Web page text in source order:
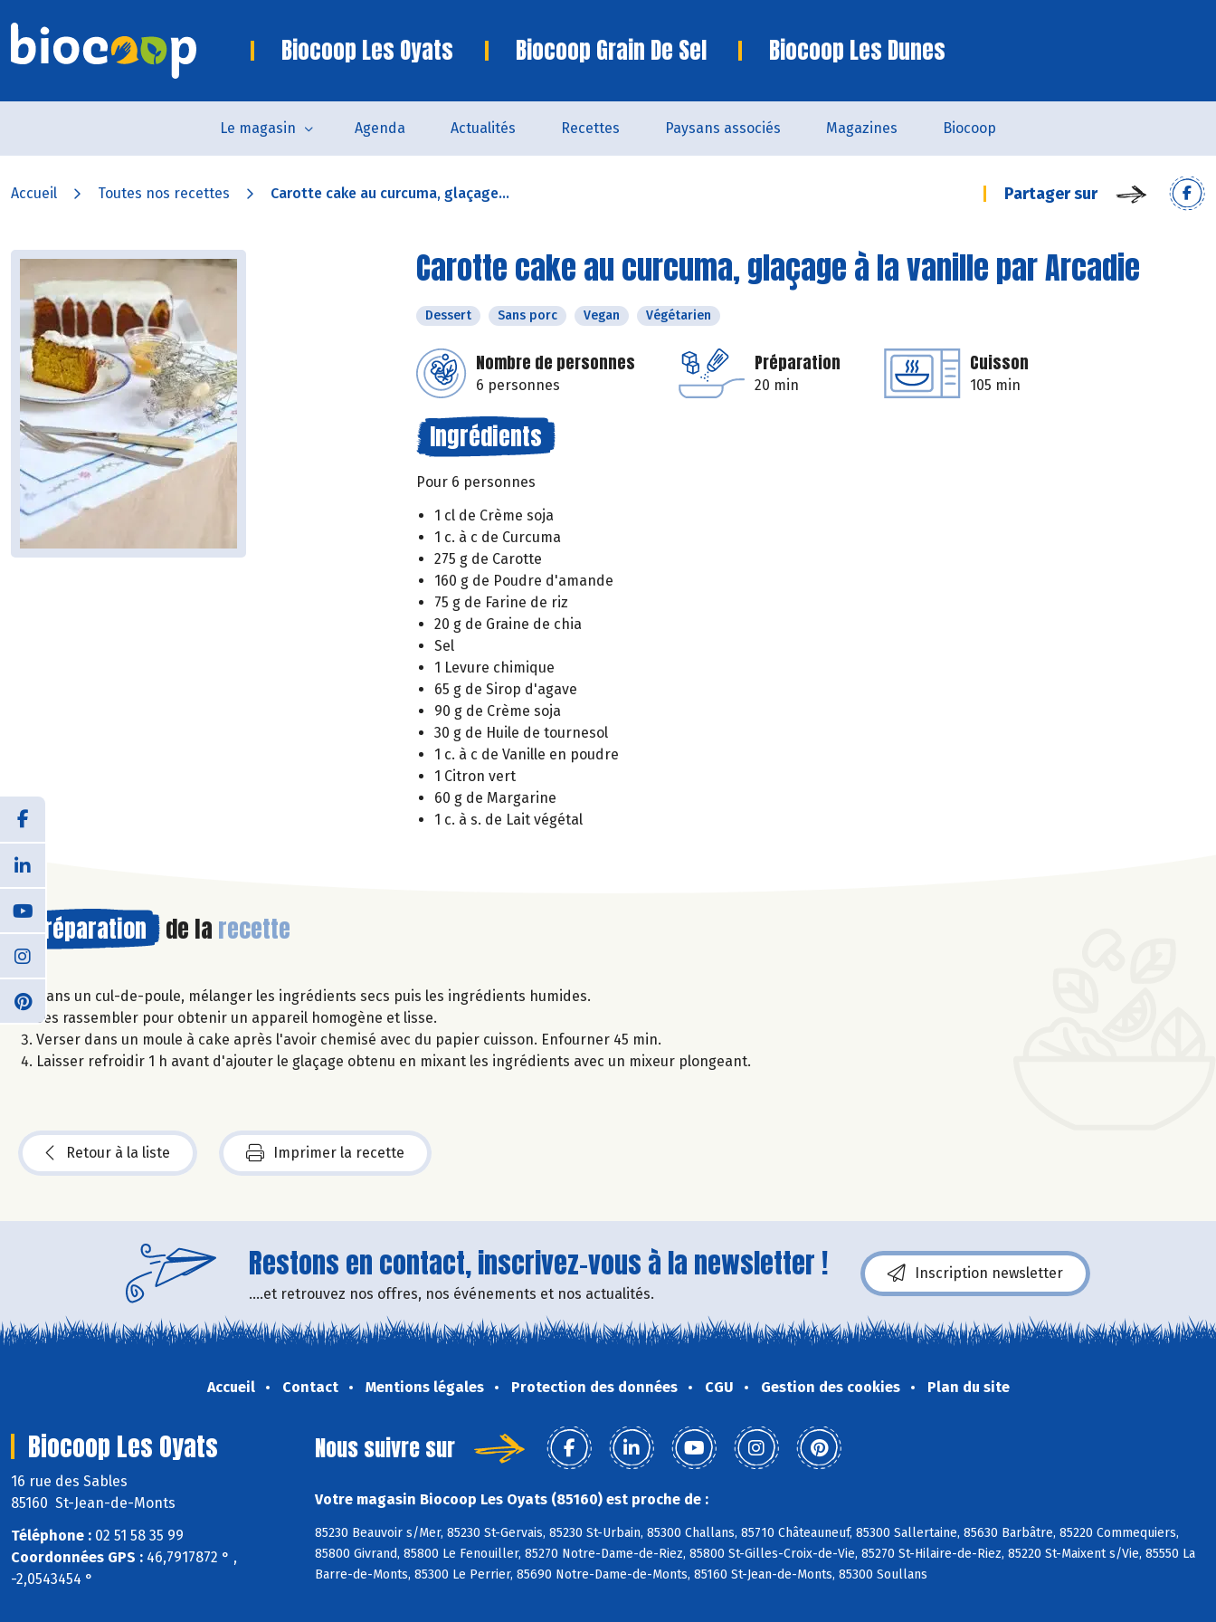
Biocoop Les Oyats Biocoop Grain De Sel Biocoop Les Dunes
Le magasin Agenda Actualités Recettes Paysans associés Magazines Biocoop
Accueil Toutes nos recettes Carotte cake au curcuma, glaçage... Partager sur
Carotte cake au curcuma, glaçage à la vanille par Arcadie
Dessert Sans porc Vegan Végétarien
Nombre de personnes
6 personnes
Préparation
20 min
Cuisson
105 min
Ingrédients
Pour 6 personnes
1 cl de Crème soja
1 c. à c de Curcuma
275 g de Carotte
160 g de Poudre d'amande
75 g de Farine de riz
20 g de Graine de chia
Sel
1 Levure chimique
65 g de Sirop d'agave
90 g de Crème soja
30 g de Huile de tournesol
1 c. à c de Vanille en poudre
1 Citron vert
60 g de Margarine
1 c. à s. de Lait végétal
Préparation de la recette
Dans un cul-de-poule, mélanger les ingrédients secs puis les ingrédients humides.
Les rassembler pour obtenir un appareil homogène et lisse.
Verser dans un moule à cake après l'avoir chemisé avec du papier cuisson. Enfourner 45 min.
Laisser refroidir 1 h avant d'ajouter le glaçage obtenu en mixant les ingrédients avec un mixeur plongeant.
Retour à la liste Imprimer la recette
Restons en contact, inscrivez-vous à la newsletter !
....et retrouvez nos offres, nos événements et nos actualités.
Inscription newsletter
Accueil Contact Mentions légales Protection des données CGU Gestion des cookies Plan du site
Biocoop Les Oyats
16 rue des Sables
85160 St-Jean-de-Monts
Téléphone : 02 51 58 35 99
Coordonnées GPS : 46,7917872 ° ,
-2,0543454 °
Nous suivre sur
Votre magasin Biocoop Les Oyats (85160) est proche de :
85230 Beauvoir s/Mer, 85230 St-Gervais, 85230 St-Urbain, 85300 Challans, 85710 Châteauneuf, 85300 Sallertaine, 85630 Barbâtre, 85220 Commequiers,
85800 Givrand, 85800 Le Fenouiller, 85270 Notre-Dame-de-Riez, 85800 St-Gilles-Croix-de-Vie, 85270 St-Hilaire-de-Riez, 85220 St-Maixent s/Vie, 85550 La
Barre-de-Monts, 85300 Le Perrier, 85690 Notre-Dame-de-Monts, 85160 St-Jean-de-Monts, 85300 Soullans